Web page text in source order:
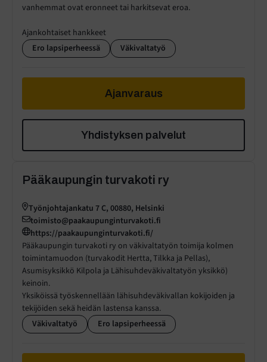
vanhemmat ovat eronneet tai harkitsevat eroa.
Ajankohtaiset hankkeet
Ero lapsiperheessä
Väkivaltatyö
Ajanvaraus
Yhdistyksen palvelut
Pääkaupungin turvakoti ry
Työnjohtajankatu 7 C, 00880, Helsinki
toimisto@paakaupunginturvakoti.fi
https://paakaupunginturvakoti.fi/
Pääkaupungin turvakoti ry on väkivaltatyön toimija kolmen
toimintamuodon (turvakodit Hertta, Tilkka ja Pellas),
Asumisyksikkö Kilpola ja Lähisuhdeväkivaltatyön yksikkö)
keinoin.
Yksiköissä työskennellään lähisuhdeväkivallan kokijoiden ja
tekijöiden sekä heidän lastensa kanssa.
Väkivaltatyö
Ero lapsiperheessä